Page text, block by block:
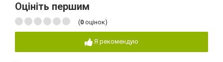
Оцініть першим
(0 оцінок)
Я рекомендую